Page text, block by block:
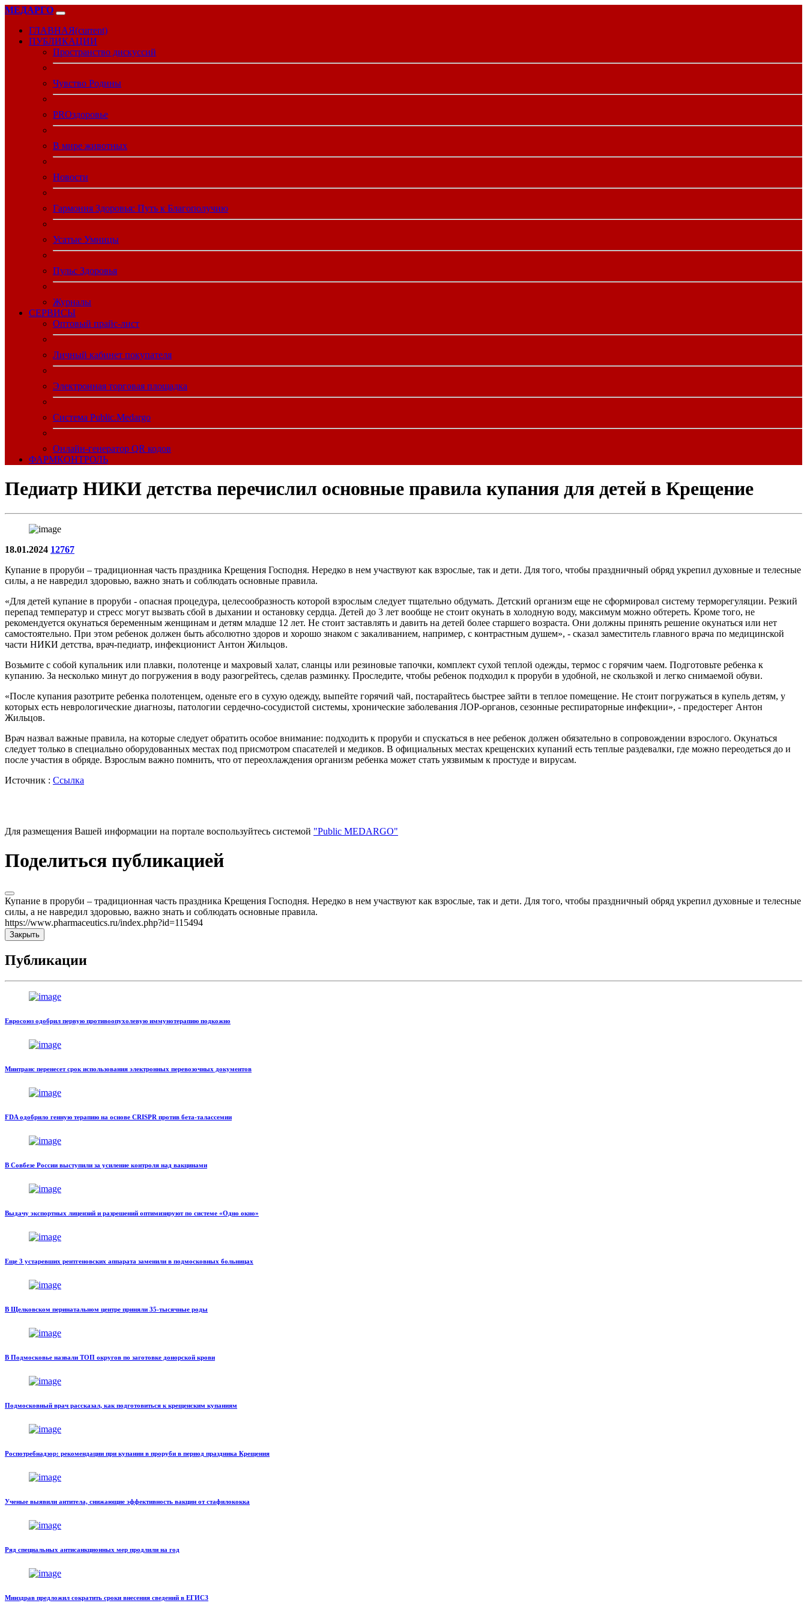
МЕДАРГО
ГЛАВНАЯ(current)
ПУБЛИКАЦИИ
Пространство дискуссий
Чувство Родины
PROздоровье
В мире животных
Новости
Гармония Здоровья: Путь к Благополучию
Усатые Умницы
Пульс Здоровья
Журналы
CЕРВИСЫ
Оптовый прайс-лист
Личный кабинет покупателя
Электронная торговая площадка
Система Public.Medargo
Онлайн-генератор QR кодов
ФАРМКОНТРОЛЬ
Педиатр НИКИ детства перечислил основные правила купания для детей в Крещение
18.01.2024 12767
Купание в проруби – традиционная часть праздника Крещения Господня. Нередко в нем участвуют как взрослые, так и дети. Для того, чтобы праздничный обряд укрепил духовные и телесные
силы, а не навредил здоровью, важно знать и соблюдать основные правила.
«Для детей купание в проруби - опасная процедура, целесообразность которой взрослым следует тщательно обдумать. Детский организм еще не сформировал систему терморегуляции. Резкий
перепад температур и стресс могут вызвать сбой в дыхании и остановку сердца. Детей до 3 лет вообще не стоит окунать в холодную воду, максимум можно обтереть. Кроме того, не
рекомендуется окунаться беременным женщинам и детям младше 12 лет. Не стоит заставлять и давить на детей более старшего возраста. Они должны принять решение окунаться или нет
самостоятельно. При этом ребенок должен быть абсолютно здоров и хорошо знаком с закаливанием, например, с контрастным душем», - сказал заместитель главного врача по медицинской
части НИКИ детства, врач-педиатр, инфекционист Антон Жильцов.
Возьмите с собой купальник или плавки, полотенце и махровый халат, сланцы или резиновые тапочки, комплект сухой теплой одежды, термос с горячим чаем. Подготовьте ребенка к
купанию. За несколько минут до погружения в воду разогрейтесь, сделав разминку. Проследите, чтобы ребенок подходил к проруби в удобной, не скользкой и легко снимаемой обуви.
«После купания разотрите ребенка полотенцем, оденьте его в сухую одежду, выпейте горячий чай, постарайтесь быстрее зайти в теплое помещение. Не стоит погружаться в купель детям, у
которых есть неврологические диагнозы, патологии сердечно-сосудистой системы, хронические заболевания ЛОР-органов, сезонные респираторные инфекции», - предостерег Антон
Жильцов.
Врач назвал важные правила, на которые следует обратить особое внимание: подходить к проруби и спускаться в нее ребенок должен обязательно в сопровождении взрослого. Окунаться
следует только в специально оборудованных местах под присмотром спасателей и медиков. В официальных местах крещенских купаний есть теплые раздевалки, где можно переодеться до и
после участия в обряде. Взрослым важно помнить, что от переохлаждения организм ребенка может стать уязвимым к простуде и вирусам.
Источник : Ссылка
Для размещения Вашей информации на портале воспользуйтесь системой "Public MEDARGO"
Поделиться публикацией
Купание в проруби – традиционная часть праздника Крещения Господня. Нередко в нем участвуют как взрослые, так и дети. Для того, чтобы праздничный обряд укрепил духовные и телесные
силы, а не навредил здоровью, важно знать и соблюдать основные правила.
https://www.pharmaceutics.ru/index.php?id=115494
Закрыть
Публикации
Евросоюз одобрил первую противоопухолевую иммунотерапию подкожно
Минтранс перенесет срок использования электронных перевозочных документов
FDA одобрило генную терапию на основе CRISPR против бета-талассемии
В Совбезе России выступили за усиление контроля над вакцинами
Выдачу экспортных лицензий и разрешений оптимизируют по системе «Одно окно»
Еще 3 устаревших рентгеновских аппарата заменили в подмосковных больницах
В Щелковском перинатальном центре приняли 35-тысячные роды
В Подмосковье назвали ТОП округов по заготовке донорской крови
Подмосковный врач рассказал, как подготовиться к крещенским купаниям
Роспотребнадзор: рекомендации при купании в проруби в период праздника Крещения
Ученые выявили антитела, снижающие эффективность вакцин от стафилококка
Ряд специальных антисанкционных мер продлили на год
Минздрав предложил сократить сроки внесения сведений в ЕГИСЗ